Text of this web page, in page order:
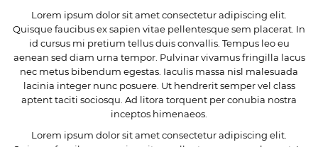
Lorem ipsum dolor sit amet consectetur adipiscing elit.
Quisque faucibus ex sapien vitae pellentesque sem placerat. In
id cursus mi pretium tellus duis convallis. Tempus leo eu
aenean sed diam urna tempor. Pulvinar vivamus fringilla lacus
nec metus bibendum egestas. Iaculis massa nisl malesuada
lacinia integer nunc posuere. Ut hendrerit semper vel class
aptent taciti sociosqu. Ad litora torquent per conubia nostra
inceptos himenaeos.
Lorem ipsum dolor sit amet consectetur adipiscing elit.